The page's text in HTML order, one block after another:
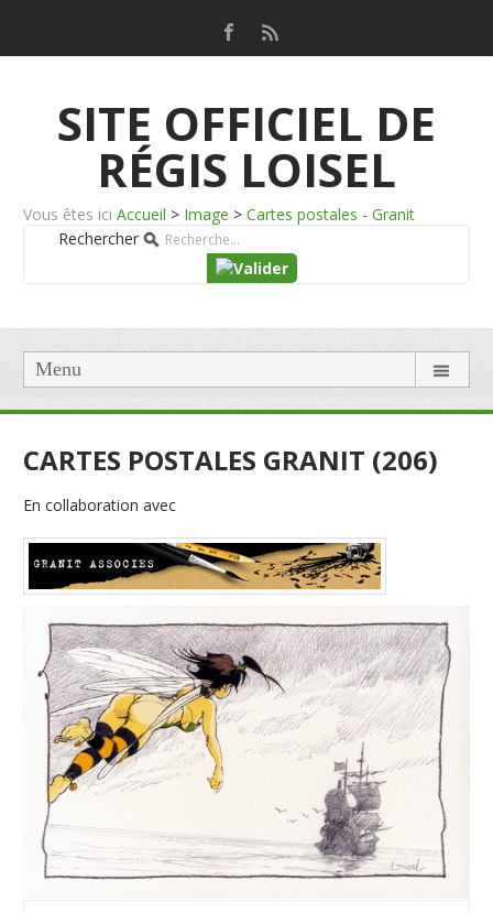
SITE OFFICIEL DE
RÉGIS LOISEL
Vous êtes ici Accueil > Image > Cartes postales - Granit
Rechercher
Menu
CARTES POSTALES GRANIT (206)
En collaboration avec